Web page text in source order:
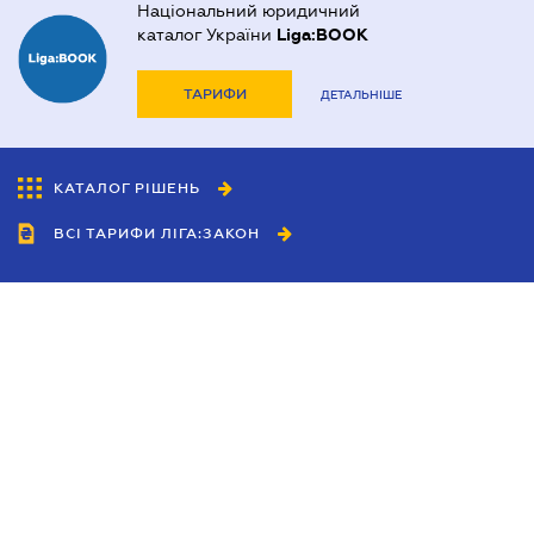
Національний юридичний
каталог України Liga:BOOK
ТАРИФИ ДЕТАЛЬНІШЕ
КАТАЛОГ РІШЕНЬ
ВСІ ТАРИФИ ЛІГА:ЗАКОН